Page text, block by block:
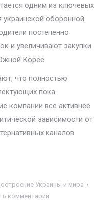
одним из ключевых
оборонной
постепенно
и увеличивают закупки
Корее.
что полностью
пока
компании все активнее
зависимости от
каналов
Украины и мира
комментарий